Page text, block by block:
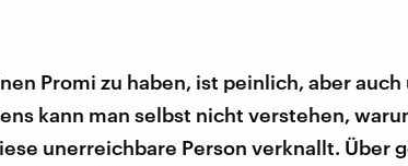
Promi zu haben, ist peinlich, aber
kann man selbst nicht verstehen,
unerreichbare Person verknallt. Über